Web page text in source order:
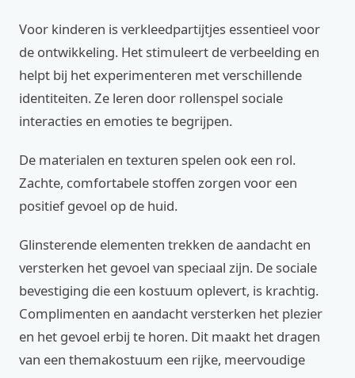
Voor kinderen is verkleedpartijtjes essentieel voor
de ontwikkeling. Het stimuleert de verbeelding en
helpt bij het experimenteren met verschillende
identiteiten. Ze leren door rollenspel sociale
interacties en emoties te begrijpen.
De materialen en texturen spelen ook een rol.
Zachte, comfortabele stoffen zorgen voor een
positief gevoel op de huid.
Glinsterende elementen trekken de aandacht en
versterken het gevoel van speciaal zijn. De sociale
bevestiging die een kostuum oplevert, is krachtig.
Complimenten en aandacht versterken het plezier
en het gevoel erbij te horen. Dit maakt het dragen
van een themakostuum een rijke, meervoudige